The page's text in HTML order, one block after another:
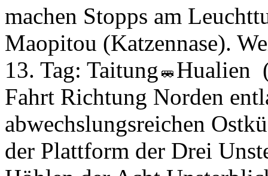
machen Stopps am
Maopitou (Katzennase).
13. Tag: Taitung Hualien
Fahrt Richtung Norden
abwechslungsreichen
der Plattform der Drei